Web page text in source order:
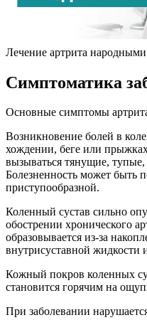
Лечение артрита народными
Симптоматика
Основные симптомы
Возникновение болей в
хождении, беге или
вызываться тянущие,
Болезненность может быть
приступообразной.
Коленный сустав сильно
обострении хронического
образовывается из-за
внутрисуставной жидкости
Кожный покров коленных
становится горячим на
При заболевании